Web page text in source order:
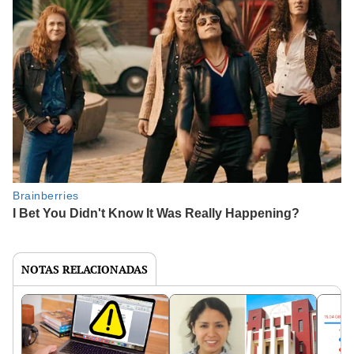
NOTAS RELACIONADAS